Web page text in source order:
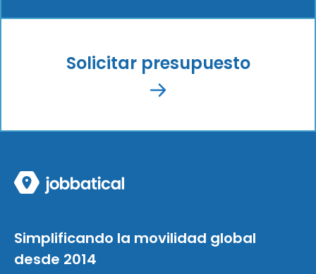
Solicitar presupuesto
Simplificando la movilidad global
desde 2014